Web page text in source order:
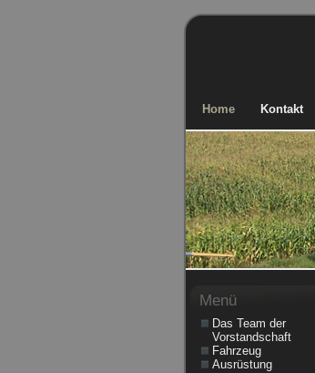
Home Kontakt
Menü
Das Team der
Vorstandschaft
Fahrzeug
Ausrüstung